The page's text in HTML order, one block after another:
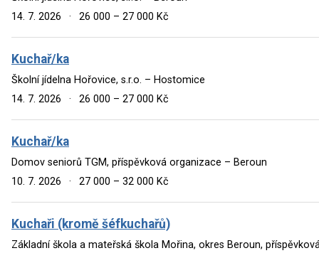
14. 7. 2026
· 26 000 – 27 000 Kč
Kuchař/ka
Školní jídelna Hořovice, s.r.o. – Hostomice
14. 7. 2026
· 26 000 – 27 000 Kč
Kuchař/ka
Domov seniorů TGM, příspěvková organizace – Beroun
10. 7. 2026
· 27 000 – 32 000 Kč
Kuchaři (kromě šéfkuchařů)
Základní škola a mateřská škola Mořina, okres Beroun,